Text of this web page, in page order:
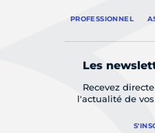
PROFESSIONNEL
Les
Recevez
l'actualité de